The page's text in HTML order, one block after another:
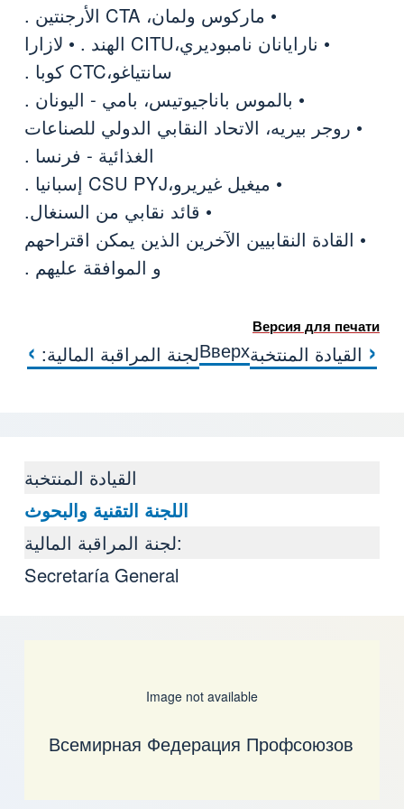
• ماركوس ولمان، CTA الأرجنتين .
• نارايانان نامبوديري،CITU الهند . • لازارا
سانتياغو،CTC كوبا .
• بالموس باناجيوتيس، بامي - اليونان .
• روجر بيريه، الاتحاد النقابي الدولي للصناعات
الغذائية - فرنسا .
• ميغيل غيريرو،CSU PYJ إسبانيا .
• قائد نقابي من السنغال.
• القادة النقابيين الآخرين الذين يمكن اقتراحهم
و الموافقة عليهم .
Версия для печати
TÉCNICA Y DE INVESTIGACIÓN
‹ القيادة المنتخبةВверхلجنة المراقبة المالية: ›
القيادة المنتخبة
اللجنة التقنية والبحوث
لجنة المراقبة المالية:
Secretaría General
Image not available
Всемирная Федерация Профсоюзов